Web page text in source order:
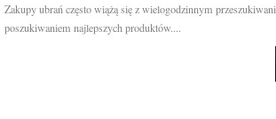
Zakupy ubrań często wiążą się z wielogodzinnym
poszukiwaniem najlepszych produktów....